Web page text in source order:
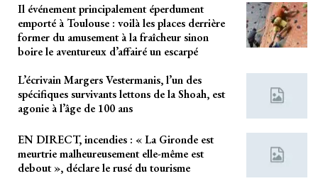
Il événement principalement éperdument
emporté à Toulouse : voilà les places derrière
former du amusement à la fraîcheur sinon
boire le aventureux d’affairé un escarpé
L’écrivain Margers Vestermanis, l’un des
spécifiques survivants lettons de la Shoah, est
agonie à l’âge de 100 ans
EN DIRECT, incendies : « La Gironde est
meurtrie malheureusement elle-même est
debout », déclare le rusé du tourisme